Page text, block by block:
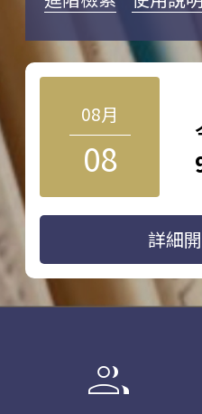
08月
08
詳細
group